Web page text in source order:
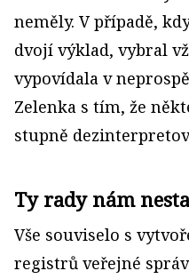
neměly. V případě,
dvojí výklad, vybral
vypovídala v
Zelenka s tím, že
stupně
Ty rady nám
Vše souviselo s
registrů veřejné